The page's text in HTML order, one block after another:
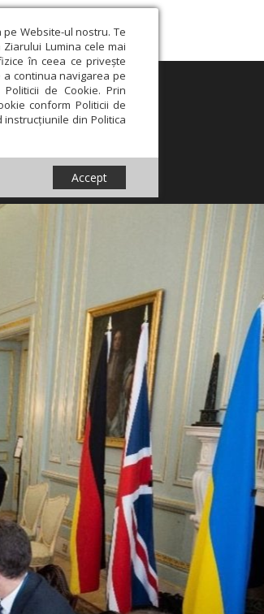
Website-ul nostru. Te
Lumina cele mai
în ceea ce privește
continua navigarea pe
de Cookie. Prin
conform Politicii de
din Politica
Accept